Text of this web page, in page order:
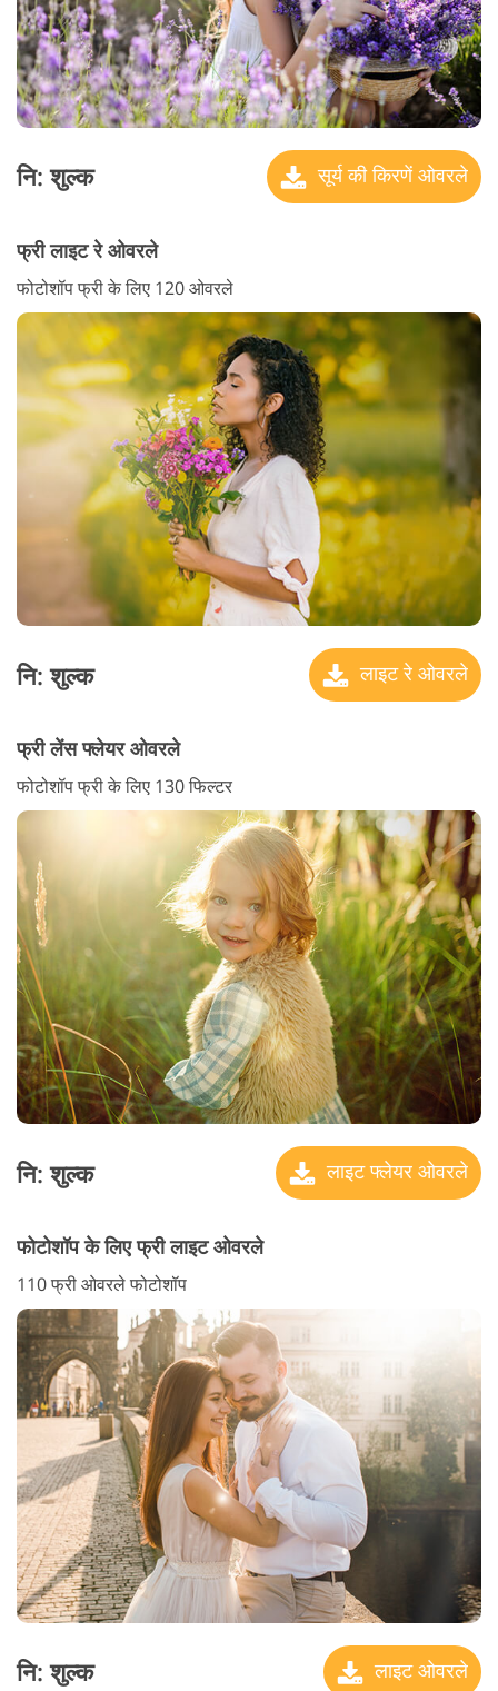
नि: शुल्क सूर्य की किरणें ओवरले
फ्री लाइट रे ओवरले
फोटोशॉप फ्री के लिए 120 ओवरले
नि: शुल्क लाइट रे ओवरले
फ्री लेंस फ्लेयर ओवरले
फोटोशॉप फ्री के लिए 130 फिल्टर
नि: शुल्क लाइट फ्लेयर ओवरले
फोटोशॉप के लिए फ्री लाइट ओवरले
110 फ्री ओवरले फोटोशॉप
नि: शुल्क लाइट ओवरले